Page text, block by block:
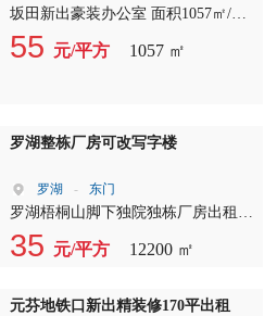
坂田新出豪装办公室 面积1057㎡/格
局15+1/独立大堂/24h中央空调/独户
电梯 坐北朝南#通风朝阳#户型方正
55 元/平方 1057 ㎡
罗湖整栋厂房可改写字楼
罗湖 - 东门
罗湖梧桐山脚下独院独栋厂房出租
12200平，可做会所、月子中心、幼
儿园等，地面三层，一楼4.7米高，
同，有需要的Call我，欢迎合作带
35 元/平方 12200 ㎡
元芬地铁口新出精装修170平出租